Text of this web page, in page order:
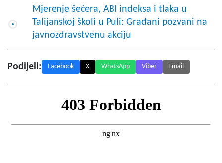
Mjerenje šećera, ABI indeksa i tlaka u
Talijanskoj školi u Puli: Građani pozvani na
javnozdravstvenu akciju
Podijeli: Facebook X WhatsApp Viber Email